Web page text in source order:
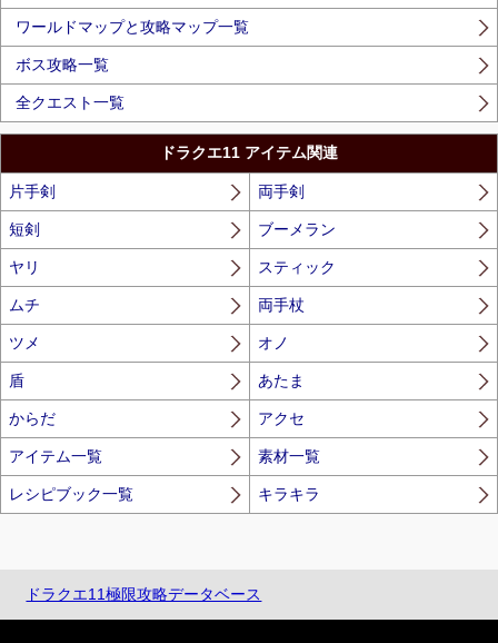
ワールドマップと攻略マップ一覧
ボス攻略一覧
全クエスト一覧
ドラクエ11 アイテム関連
片手剣 両手剣
短剣 ブーメラン
ヤリ スティック
ムチ 両手杖
ツメ オノ
盾 あたま
からだ アクセ
アイテム一覧 素材一覧
レシピブック一覧 キラキラ
ドラクエ11極限攻略データベース